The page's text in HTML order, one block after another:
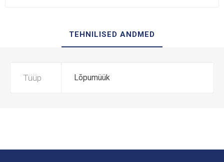
TEHNILISED ANDMED
Tüüp Lõpumüük